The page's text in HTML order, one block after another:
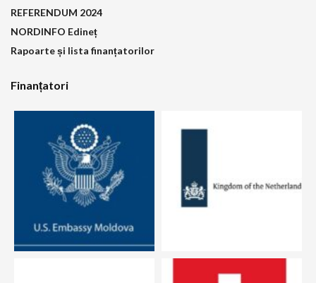
REFERENDUM 2024
NORDINFO Edineț
Rapoarte și lista finanțatorilor
Finanțatori